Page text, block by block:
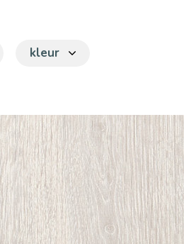
kleur